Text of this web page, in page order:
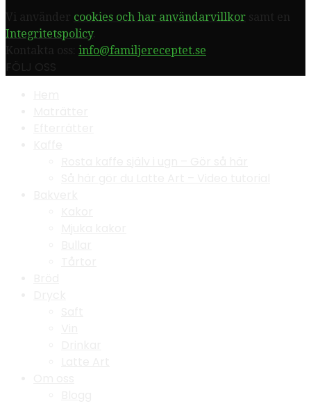
Vi använder cookies och har användarvillkor samt en
Integritetspolicy.
Kontakta oss: info@familjereceptet.se
FÖLJ OSS